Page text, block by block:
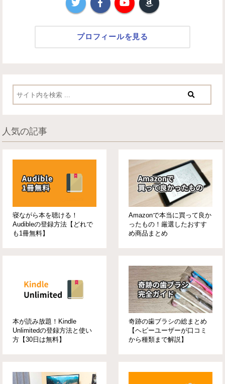
プロフィールを見る
人気の記事
寝ながら本を聴ける！
Audibleの登録方法【どれで
も1冊無料】
Amazonで本当に買って良か
ったもの！厳選したおすす
め商品まとめ
本が読み放題！Kindle
Unlimitedの登録方法と使い
方【30日は無料】
奇跡の歯ブラシの総まとめ
【ヘビーユーザーが口コミ
から種類まで解説】